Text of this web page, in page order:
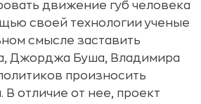
движение губ человека
своей технологии ученые
смысле заставить
Джорджа Буша, Владимира
произносить
В отличие от нее, проект